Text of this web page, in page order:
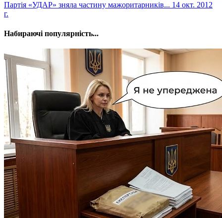
Партія «УДАР» зняла частину мажоритарників... 14 окт. 2012
г.
Набираючі популярність...